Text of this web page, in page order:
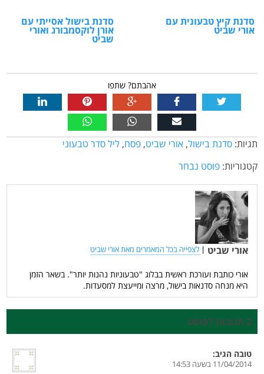
סדנת קיץ טבעונית עם
אורי שביט
סדנת בישול אסייתי עם
אורן לוקסמבורג ואורי
שביט
אהבתם? שתפו
תגיות: סדנת בישול, אורי שביט, פסח, ליל סדר טבעוני
קטגוריות: פוסט נבחר
אורי שביט | לצפייה בכל המאמרים מאת אורי שביט
אורי כותבת ועורכת ראשית בבלוג "טבעוניות נהנות יותר". בשאר הזמן
היא מנחה סדנאות בישול, מרצה ומייעצת למסעדות.
2 תגובות לפוסט
טובה הגיב:
11/04/2014 בשעה 14:53